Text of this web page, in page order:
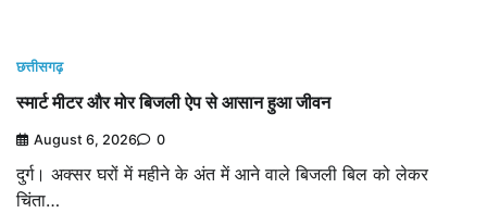
छत्तीसगढ़
स्मार्ट मीटर और मोर बिजली ऐप से आसान हुआ जीवन
August 6, 2026 0
दुर्ग। अक्सर घरों में महीने के अंत में आने वाले बिजली बिल को लेकर
चिंता…